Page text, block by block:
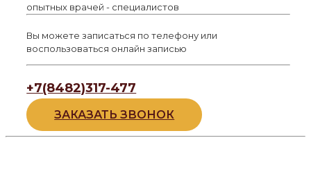
опытных врачей - специалистов
Вы можете записаться по телефону или
воспользоваться онлайн записью
+7(8482)317-477
ЗАКАЗАТЬ ЗВОНОК